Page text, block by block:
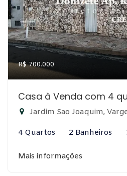
R$ 700.000
Casa à Venda com 4
Jardim Sao Joaquim,
4 Quartos 2 Banheiros
Mais informações